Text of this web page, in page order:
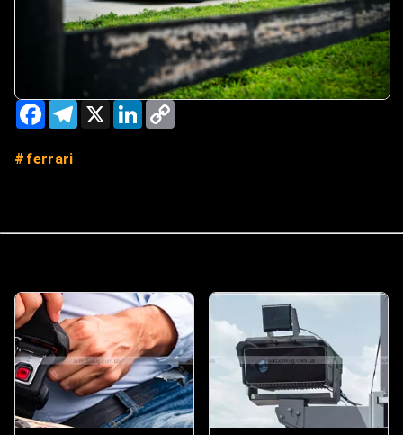
FacebookTelegram
X LinkedIn
ferrari